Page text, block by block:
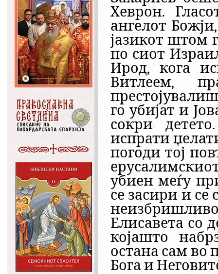
Хеврон.
ангелот
јазикот штом
по сиот
Ирод, кога
Витлеем,
го убијат и
сокри
испрати
погоди тој
убиен меѓу
се засири и
Елисавета со
којашто
остана сам во
Бога и